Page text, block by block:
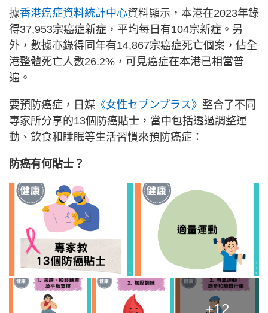
據香港癌症資料統計中心資料顯示，本港在2023年錄
得37,953宗癌症新症，平均每日有104宗新症。另
外，數據亦錄得同年有14,867宗癌症死亡個案，佔全
港整體死亡人數26.2%，可見癌症在本港已相當普
遍。
要預防癌症，日媒 《女性セブンプラス》 整合了不同
專家所分享的13個防癌貼士，當中包括透過調整運
動、飲食和睡眠等生活習慣來預防癌症：
防癌有何貼士？
+12